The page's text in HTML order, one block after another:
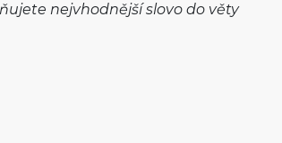
nejvhodnější slovo do věty